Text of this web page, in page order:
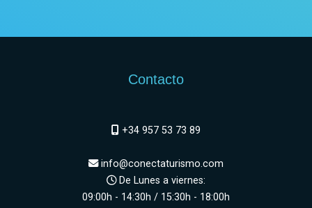
Contacto
+34 957 53 73 89
info@conectaturismo.com
De Lunes a viernes:
09:00h - 14:30h / 15:30h - 18:00h